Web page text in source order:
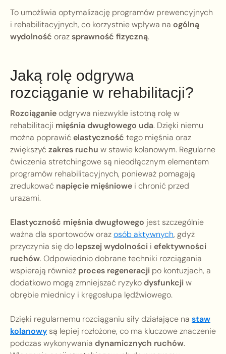
To umożliwia optymalizację programów prewencyjnych
i rehabilitacyjnych, co korzystnie wpływa na ogólną
wydolność orazsprawność fizyczną.
Jaką rolę odgrywa
rozciąganie w rehabilitacji?
Rozciąganieodgrywa niezwykle istotną rolę w
rehabilitacji mięśnia dwugłowego uda. Dzięki niemu
można poprawić elastyczność tego mięśnia oraz
zwiększyć zakres ruchu w stawie kolanowym. Regularne
ćwiczenia stretchingowe są nieodłącznym elementem
programów rehabilitacyjnych, ponieważ pomagają
zredukować napięcie mięśniowe i chronić przed
urazami.
Elastyczność mięśnia dwugłowego jest szczególnie
ważna dla sportowców orazosób aktywnych, gdyż
przyczynia się do lepszej wydolności i efektywności
ruchów. Odpowiednio dobrane techniki rozciągania
wspierają również proces regeneracji po kontuzjach, a
dodatkowo mogą zmniejszać ryzykodysfunkcjiw
obrębie miednicy i kręgosłupa lędźwiowego.
Dzięki regularnemu rozciąganiu siły działające na staw
kolanowy są lepiej rozłożone, co ma kluczowe znaczenie
podczas wykonywania dynamicznych ruchów.